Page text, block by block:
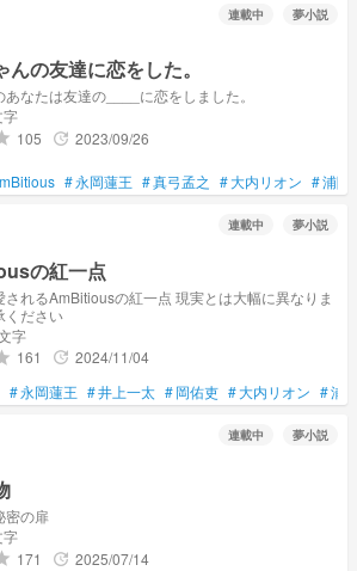
連載中 夢小説
んの友達に恋をした。
なたは友達の____に恋をしました。
字
105 update 2023/09/26
#永岡蓮王 #真弓孟之 #大内リオン #浦陸
連載中 夢小説
の紅一点
されるAmBitiousの紅一点 現実とは大幅に異なりま
ください
字
161 update 2024/11/04
#永岡蓮王 #井上一太 #岡佑吏 #大内リオン #浦
連載中 夢小説
密の扉
字
171 update 2025/07/14